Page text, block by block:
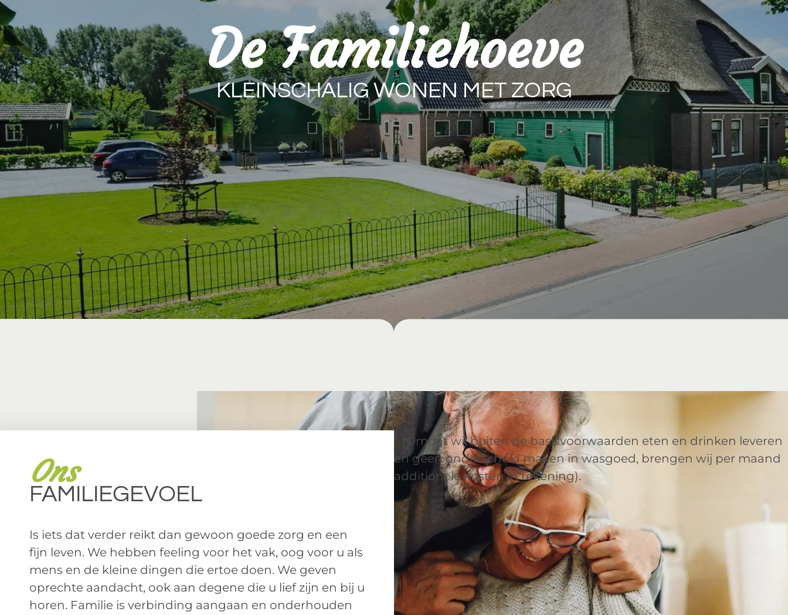
De Familiehoeve
KLEINSCHALIG WONEN MET ZORG
Ons
FAMILIEGEVOEL
Is iets dat verder reikt dan gewoon goede zorg en een
fijn leven. We hebben feeling voor het vak, oog voor u als
mens en de kleine dingen die ertoe doen. We geven
oprechte aandacht, ook aan degene die u lief zijn en bij u
horen. Familie is verbinding aangaan en onderhouden
* (Omdat wij buiten de basisvoorwaarden eten en drinken leveren
en geen onderscheid maken in wasgoed, brengen wij per maand
additionele kosten in rekening).